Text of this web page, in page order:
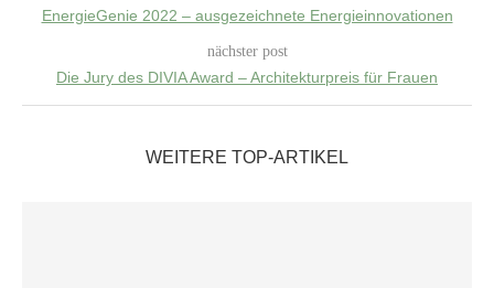
EnergieGenie 2022 – ausgezeichnete Energieinnovationen
nächster post
Die Jury des DIVIA Award – Architekturpreis für Frauen
WEITERE TOP-ARTIKEL